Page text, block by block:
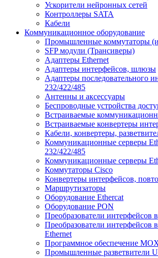
Ускорители нейронных сетей
Контроллеры SATA
Кабели
Коммуникационное оборудование
Промышленные коммутаторы
SFP модули (Трансиверы)
Адаптеры Ethernet
Адаптеры интерфейсов, шлюзы
Адаптеры последовательного
232/422/485
Антенны и аксессуары
Беспроводные устройства
Встраиваемые
Встраиваемые конвертеры
Кабели, конвертеры,
Коммуникационные серверы
232/422/485
Коммуникационные серверы
Коммутаторы Cisco
Конвертеры интерфейсов,
Маршрутизаторы
Оборудование Ethercat
Оборудование PON
Преобразователи интерфейсов
Преобразователи интерфейсов
Ethernet
Программное обеспечение
Промышленные разветвители